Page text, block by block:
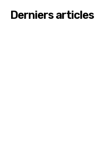
Derniers articles